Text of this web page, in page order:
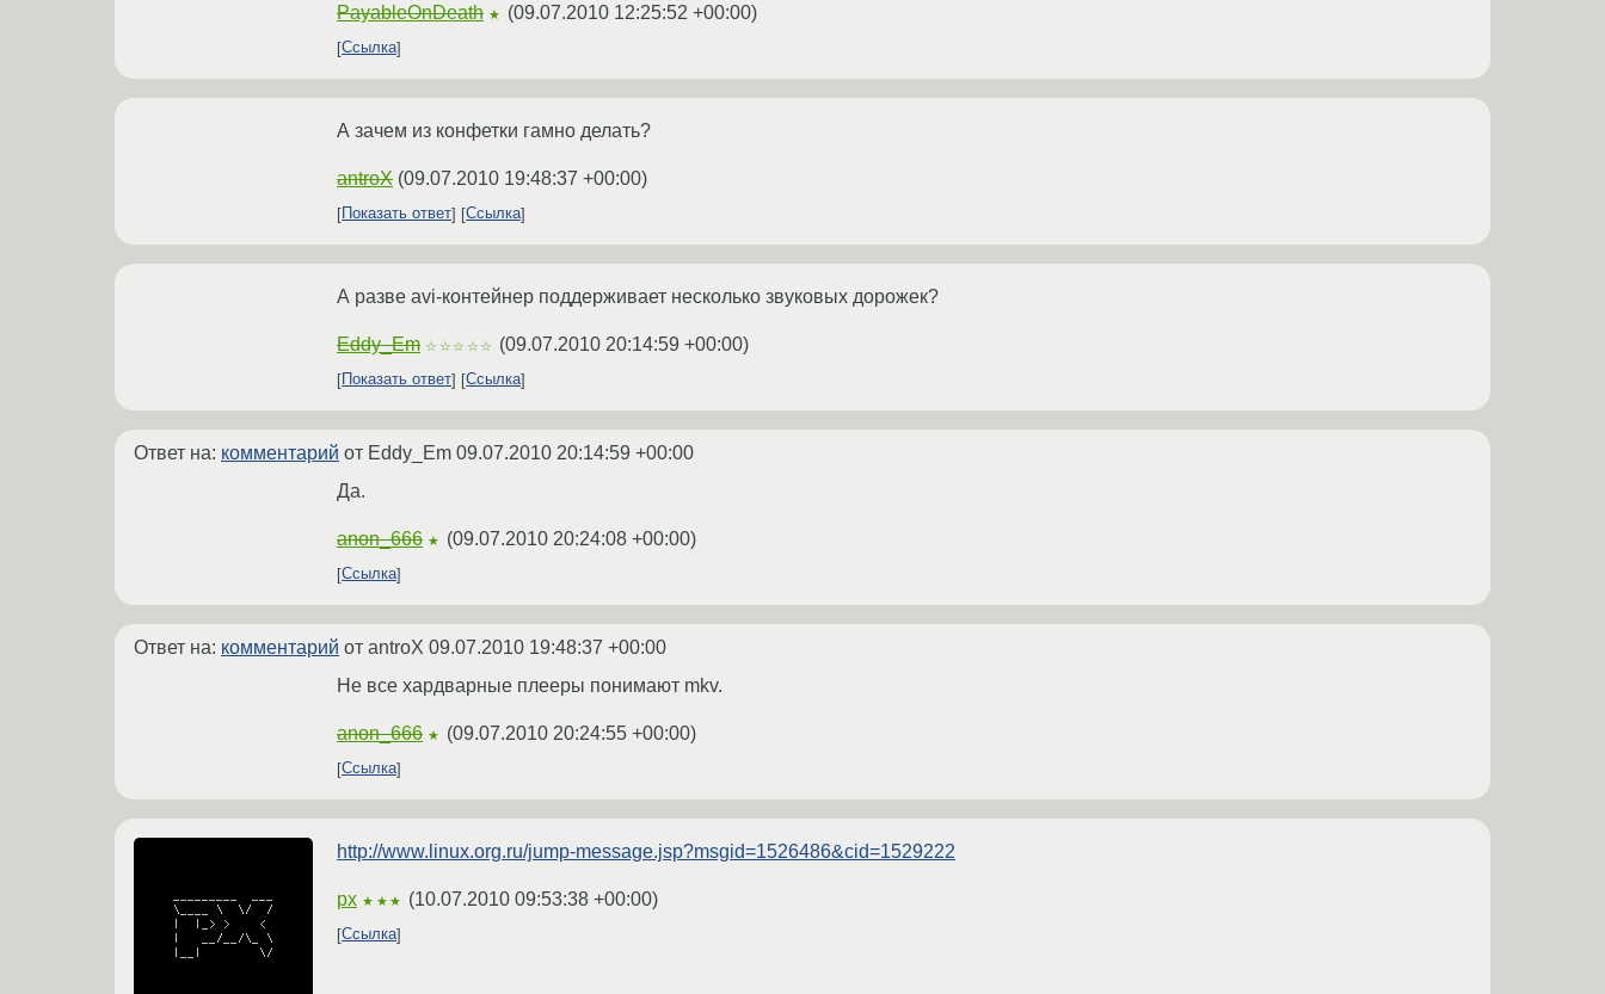
PayableOnDeath ★ (09.07.2010 12:25:52 +00:00)
Ссылка
А зачем из конфетки гамно делать?
antroX (09.07.2010 19:48:37 +00:00)
Показать ответ Ссылка
А разве avi-контейнер поддерживает несколько звуковых дорожек?
Eddy_Em ☆☆☆☆☆ (09.07.2010 20:14:59 +00:00)
Показать ответ Ссылка
Ответ на: комментарий от Eddy_Em 09.07.2010 20:14:59 +00:00
Да.
anon_666 ★ (09.07.2010 20:24:08 +00:00)
Ссылка
Ответ на: комментарий от antroX 09.07.2010 19:48:37 +00:00
Не все хардварные плееры понимают mkv.
anon_666 ★ (09.07.2010 20:24:55 +00:00)
Ссылка
http://www.linux.org.ru/jump-message.jsp?msgid=1526486&cid=1529222
px ★★★ (10.07.2010 09:53:38 +00:00)
Ссылка